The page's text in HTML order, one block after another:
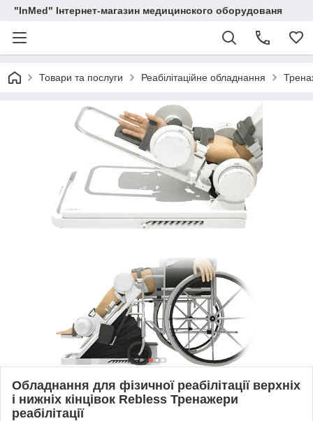
"InMed" Інтернет-магазин медицинского оборудованя
Товари та послуги Реабілітаційне обладнання
Обладнання для фізичної реабілітації верхніх
і нижніх кінцівок Rebless Тренажери
реабілітації